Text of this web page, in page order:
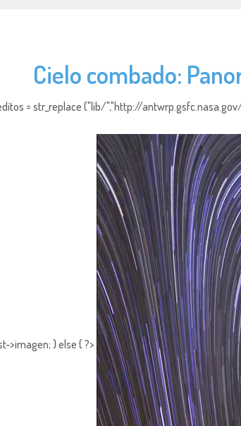
Cielo combado:
= str_replace ("lib/","http://
>imagen; } else { ?>